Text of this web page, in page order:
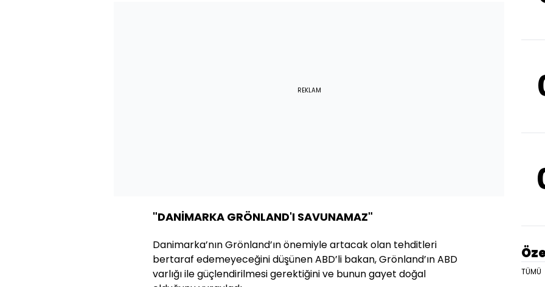
REKLAM
"DANİMARKA GRÖNLAND'I SAVUNAMAZ"
Danimarka’nın Grönland’ın önemiyle artacak olan tehditleri
bertaraf edemeyeceğini düşünen ABD’li bakan, Grönland’ın ABD
varlığı ile güçlendirilmesi gerektiğini ve bunun gayet doğal
TÜMÜ